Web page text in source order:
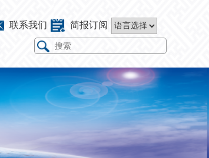
联系我们 简报订阅